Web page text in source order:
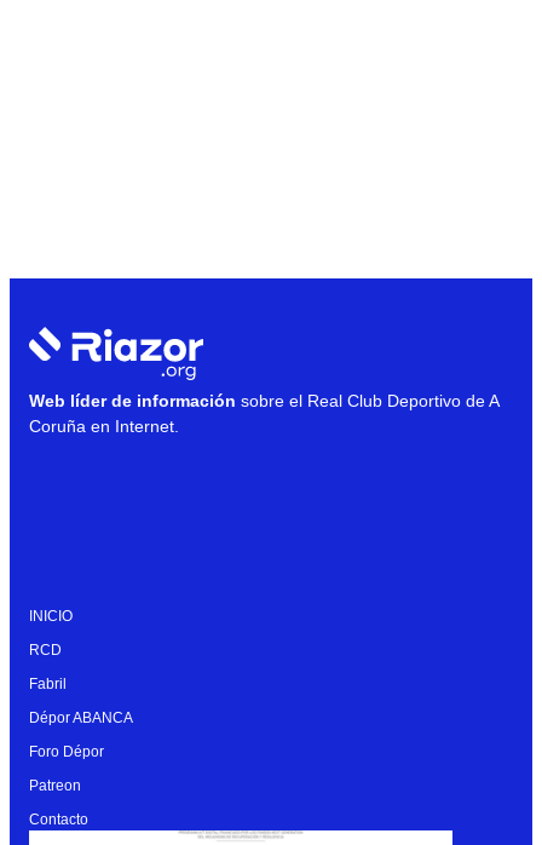
Web líder de información sobre el Real Club Deportivo de A
Coruña en Internet.
INICIO
RCD
Fabril
Dépor ABANCA
Foro Dépor
Patreon
Contacto